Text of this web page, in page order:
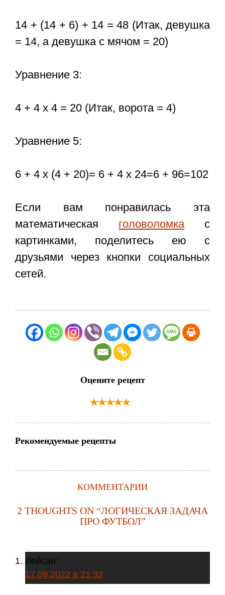
14 + (14 + 6) + 14 = 48 (Итак, девушка
= 14, а девушка с мячом = 20)
Уравнение 3:
4 + 4 x 4 = 20 (Итак, ворота = 4)
Уравнение 5:
6 + 4 x (4 + 20)= 6 + 4 х 24=6 + 96=102
Если вам понравилась эта
математическая головоломка с
картинками, поделитесь ею с
друзьями через кнопки социальных
сетей.
Оцените рецепт
Рекомендуемые рецепты
КОММЕНТАРИИ
2 THOUGHTS ON “ЛОГИЧЕСКАЯ ЗАДАЧА
ПРО ФУТБОЛ”
Лейсан:
17.09.2022 в 21:32